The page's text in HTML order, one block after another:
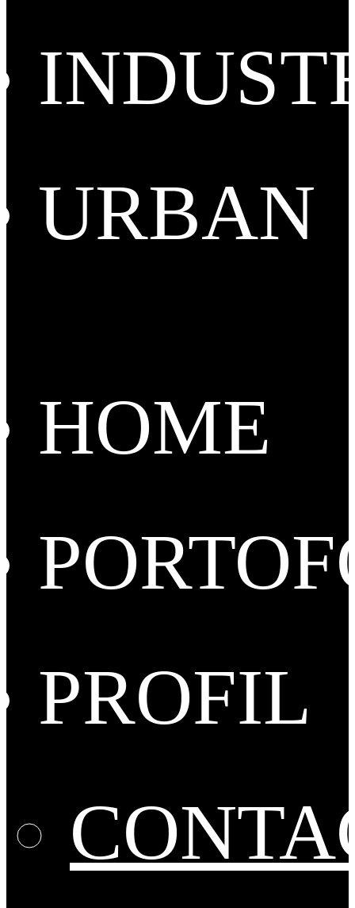
URBAN
HOME
PROFIL